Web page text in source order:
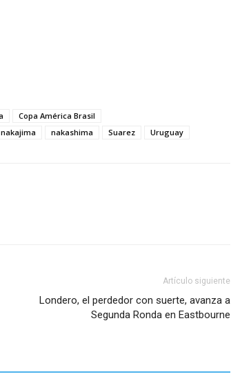
Copa América Brasil
nakajima nakashima Suarez Uruguay
Artículo siguiente
Londero, el perdedor con suerte, avanza a
Segunda Ronda en Eastbourne